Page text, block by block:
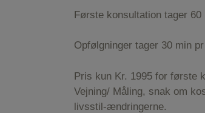
Første konsultation tager 60
Opfølgninger tager 30 min
Pris kun Kr. 1995 for første
Vejning/ Måling, snak om
livsstil-ændringerne.